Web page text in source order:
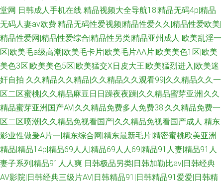
堂网 日韩成人手机在线 精品视频大全导航18|精品无码4p|精品
无码人妻av欧费|精品无码性爱视频|精品性爱久久|精品性爱欧美|
精品性爱网|精品性爱综合|精品性另类|精品亚州成人 欧美乱淫一
区|欧美毛a级高潮|欧美毛卡片|欧美毛片AA片|欧美美色1区|欧美
美色3区|欧美美色5区|欧美猛交Ⅹ日皮大王|欧美猛烈进入|欧美迷
奸自拍 久久精品久久精品|久久精品久久观看99|久久精品久久一
区二区蜜桃|久久精品麻豆日日躁夜夜躁|久久精品蜜芽亚洲|久久
精品蜜芽亚洲国产AV|久久精品免费多人免费38|久久精品免费一
区二区喷潮|久久精品免视看国产|久久精品免视看国产成人 精东
影业性做爰A片一|精东综合网|精东最新毛片|精密蜜桃欧美亚洲
精品|精品14p|精品69人人|精品69人人69|精品91人妻|精品91人
妻子系列|精品91人人爽 日韩极品另类|日韩加勒比av|日韩经典
AV影院|日韩经典三级片AV|日韩精品91|日韩精品91爱爱|日韩精